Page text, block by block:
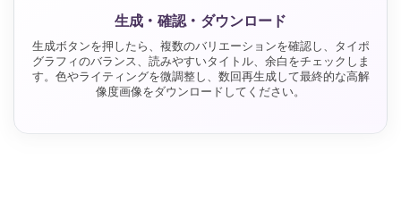
生成・確認・ダウンロード
生成ボタンを押したら、複数のバリエーションを確認し、タイポ
グラフィのバランス、読みやすいタイトル、余白をチェックしま
す。色やライティングを微調整し、数回再生成して最終的な高解
像度画像をダウンロードしてください。